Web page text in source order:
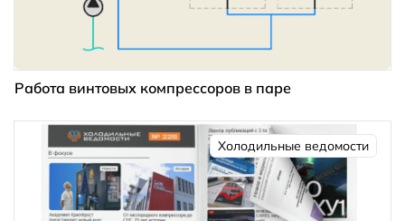
Работа винтовых компрессоров в паре
Холодильные ведомости